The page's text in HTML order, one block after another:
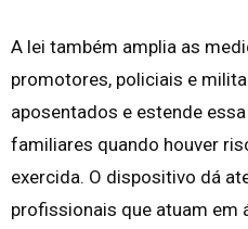
A lei também amplia as
promotores, policiais e
aposentados e estende
familiares quando houver
exercida. O dispositivo dá
profissionais que atuam em